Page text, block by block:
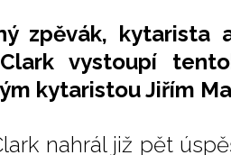
zpěvák,
vystoupí
kytaristou Jiřím
nahrál již pět